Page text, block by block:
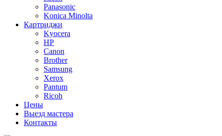
Panasonic
Konica Minolta
Картриджи
Kyocera
HP
Canon
Brother
Samsung
Xerox
Pantum
Ricoh
Цены
Выезд мастера
Контакты